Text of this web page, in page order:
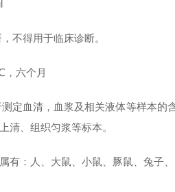
不得用于临床诊断。
，六个月
定血清，血浆及相关液体等样本的
清、组织匀浆等标本。
有：人、大鼠、小鼠、豚鼠、兔子